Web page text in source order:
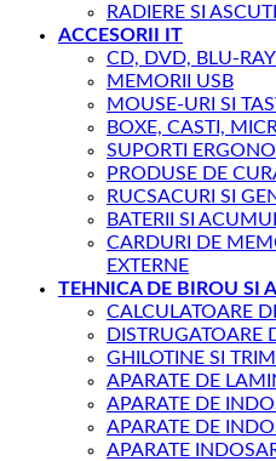
RADIERE SI
ACCESORII IT
CD, DVD, BLU-RAY
MEMORII USB
MOUSE-URI SI
BOXE, CASTI,
SUPORTI
PRODUSE DE
RUCSACURI SI
BATERII SI
CARDURI DE
EXTERNE
TEHNICA DE BIROU SI
CALCULATOARE
DISTRUGATOARE
GHILOTINE SI
APARATE DE
APARATE DE
APARATE DE
APARATE